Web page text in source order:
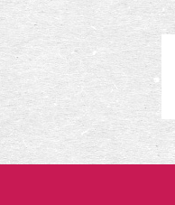
ト
の
カ
テ
ゴ
リ
ー